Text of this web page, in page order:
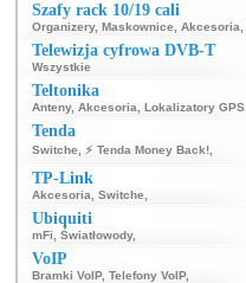
Szafy rack 10/19 cali
Organizery, Maskownice Akcesoria
Telewizja cyfrowa DVB-T
Wszystkie
Teltonika
Anteny, Akcesoria Lokalizatory GPS
Tenda
Switche ⚡ Tenda Money Back!
TP-Link
Akcesoria Switche
Ubiquiti
mFi Światłowody,
VoIP
Bramki VoIP, Telefony VoIP,